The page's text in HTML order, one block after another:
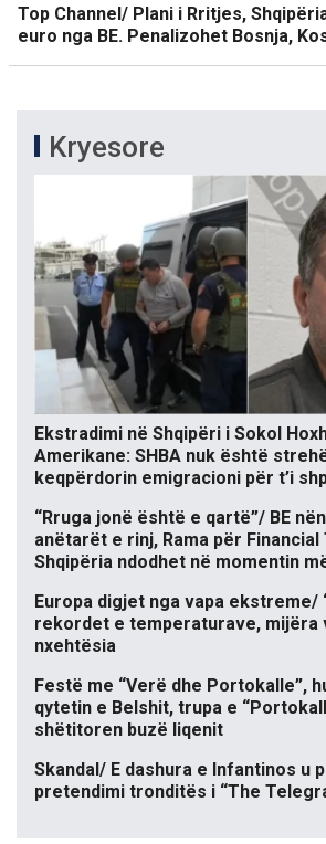
Top Channel/ Plani i Rritjes,
euro nga BE. Penalizohet Bosnja,
Kryesore
Ekstradimi në Shqipëri i Sokol
Amerikane: SHBA nuk është
keqpërdorin emigracioni për t’i
“Rruga jonë është e qartë”/ BE
anëtarët e rinj, Rama për Financial
Shqipëria ndodhet në momentin
Europa digjet nga vapa ekstreme/
rekordet e temperaturave, mijëra
nxehtësia
Festë me “Verë dhe Portokalle”,
qytetin e Belshit, trupa e
shëtitoren buzë liqenit
Skandal/ E dashura e Infantinos u
pretendimi tronditës i “The